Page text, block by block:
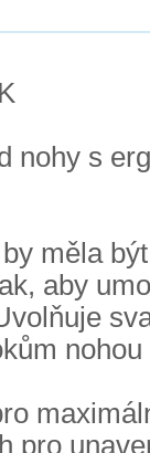
nohy s
měla
aby
pro